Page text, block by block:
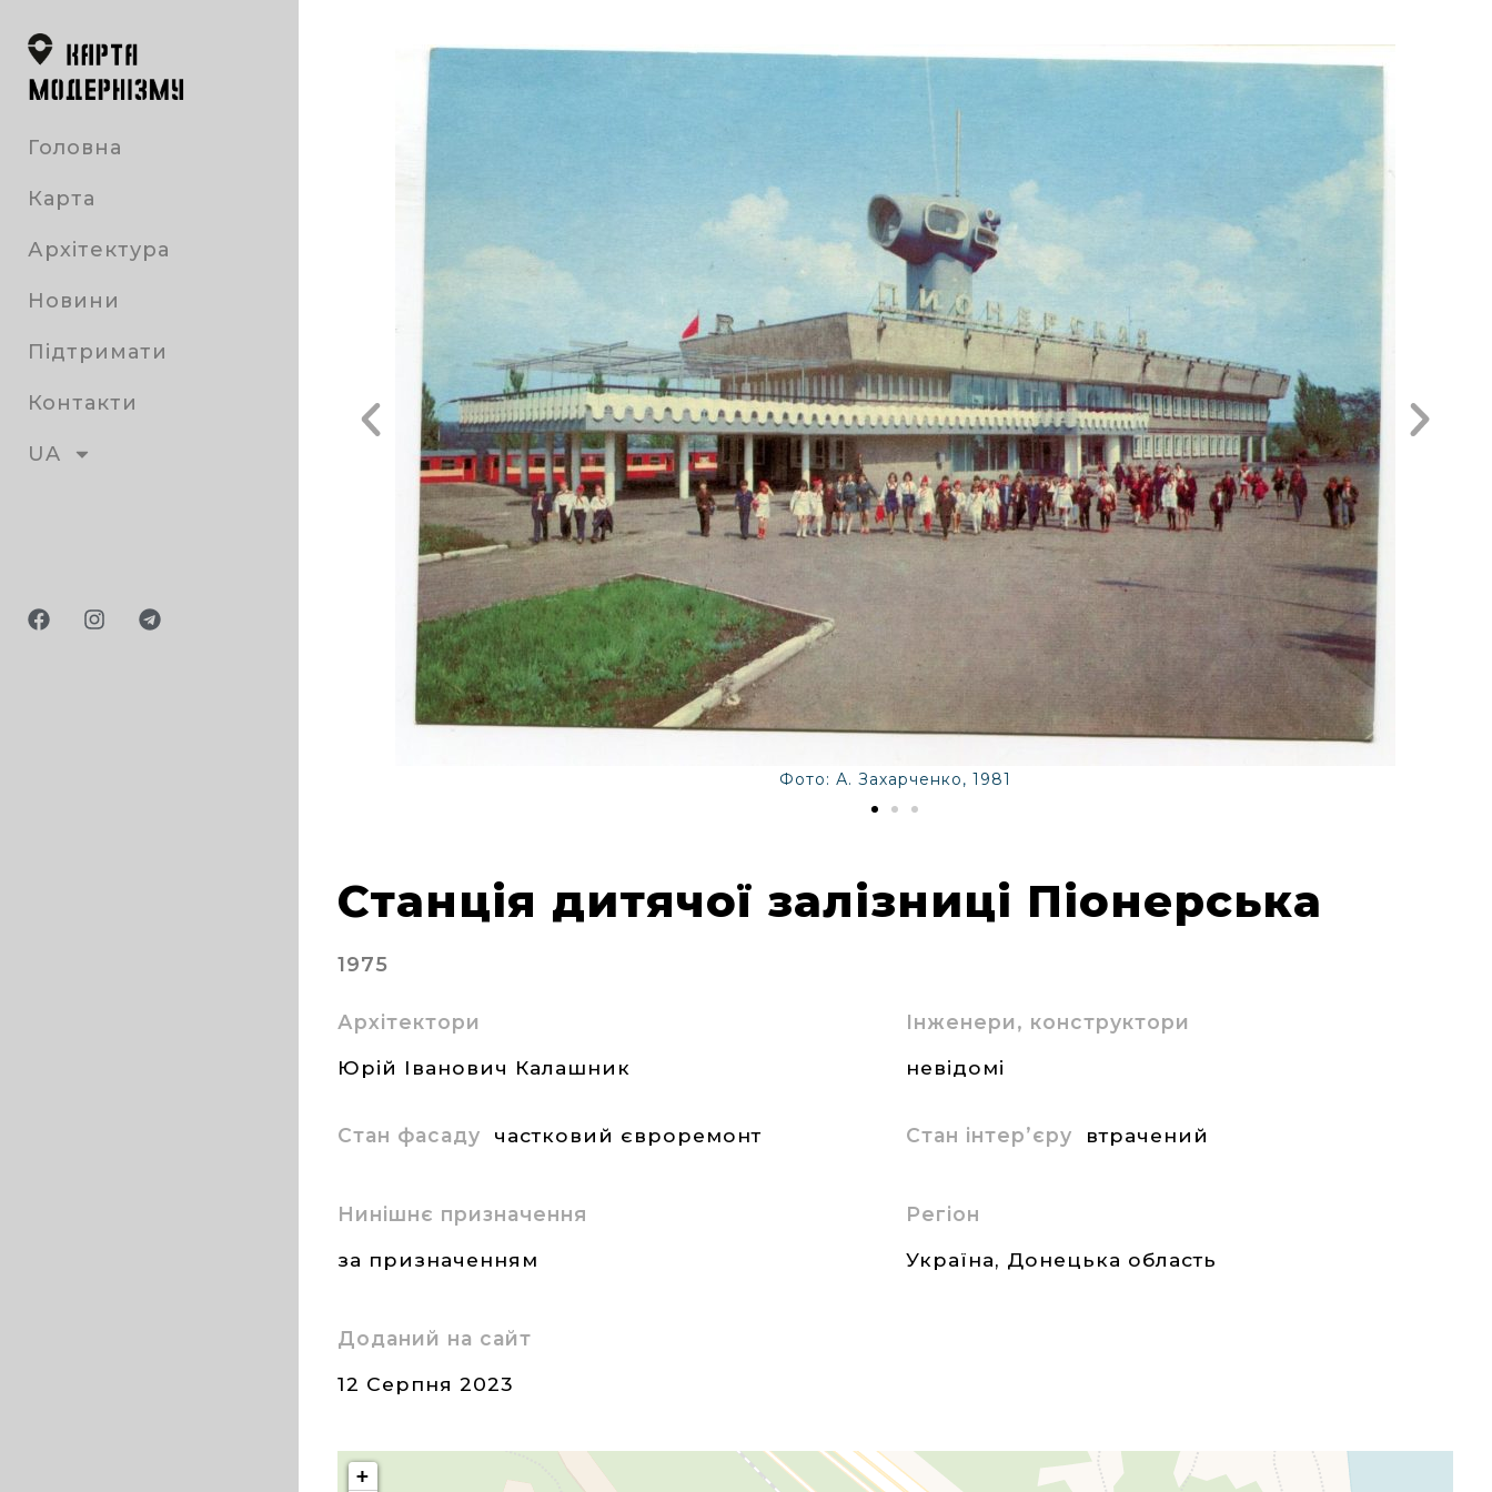
Головна
Карта
Архітектура
Новини
Підтримати
Контакти
UA
Фото: А. Захарченко, 1981
Станція дитячої залізниці Піонерська
1975
Архітектори
Юрій Іванович Калашник
Інженери, конструктори
невідомі
Стан фасаду частковий євроремонт Стан інтер’єру втрачений
Нинішнє призначення
за призначенням
Регіон
Україна, Донецька область
Доданий на сайт
12 Серпня 2023
+